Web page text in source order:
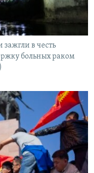
в честь
больных раком